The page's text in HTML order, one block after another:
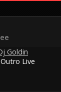
Goldin
Live